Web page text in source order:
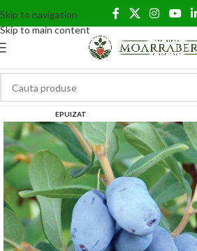
Skip to navigation
Skip to main content
EPUIZAT